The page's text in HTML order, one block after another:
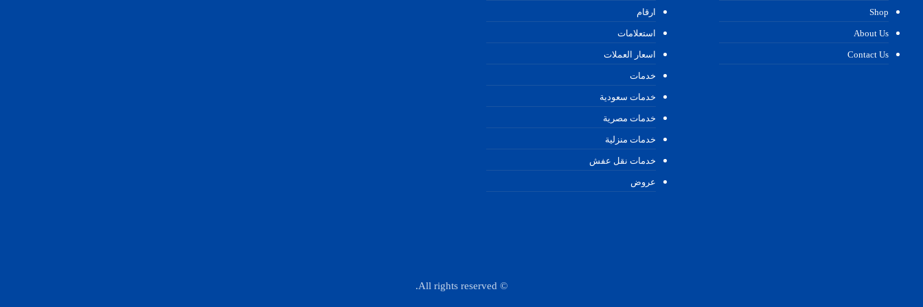
Shop
About Us
Contact Us
ارقام
استعلامات
اسعار العملات
خدمات
خدمات سعودية
خدمات مصرية
خدمات منزلية
خدمات نقل عفش
عروض
© All rights reserved.